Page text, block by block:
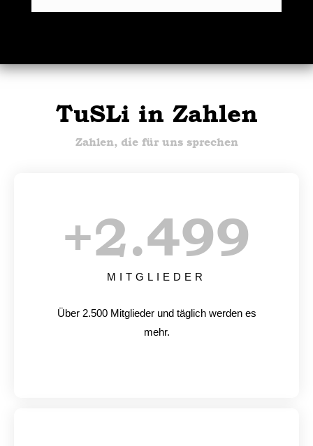
TuSLi in Zahlen
Zahlen, die für uns sprechen
MITGLIEDER
+2.500
Über 2.500 Mitglieder und täglich werden es
mehr.